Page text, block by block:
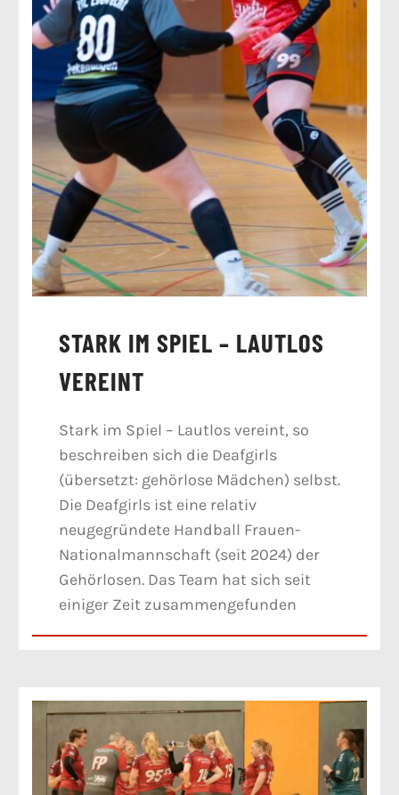
STARK IM SPIEL – LAUTLOS
VEREINT
Stark im Spiel – Lautlos vereint, so
beschreiben sich die Deafgirls
(übersetzt: gehörlose Mädchen) selbst.
Die Deafgirls ist eine relativ
neugegründete Handball Frauen-
Nationalmannschaft (seit 2024) der
Gehörlosen. Das Team hat sich seit
einiger Zeit zusammengefunden